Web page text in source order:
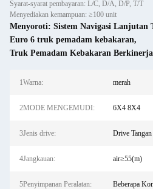
Syarat-syarat pembayaran: L/C, D/A, D/P, T/T
Menyediakan kemampuan: ≥100 unit
Menyoroti: Sistem Navigasi Lanjutan
Euro 6 truk pemadam kebakaran,
Truk Pemadam Kebakaran
1Warna: merah
2MODE MENGEMUDI: 6X4 8X4
3Jenis drive: Drive
4Jangkauan: air≥55(m)
5Penyimpanan Peralatan: Beberapa